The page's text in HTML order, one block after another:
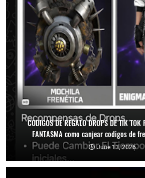
CODIGOS DE REGALO DROPS DE TIK TOK
FANTASMA como canjear codigos de
June 13, 2026